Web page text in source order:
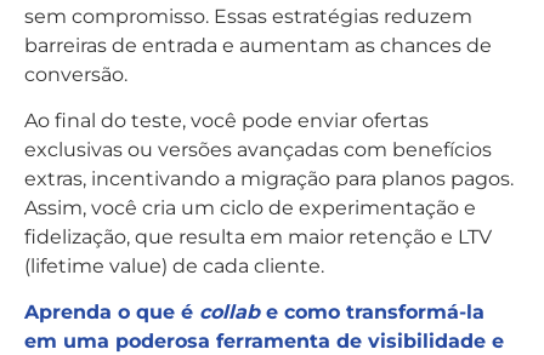
sem compromisso. Essas estratégias reduzem
barreiras de entrada e aumentam as chances de
conversão.
Ao final do teste, você pode enviar ofertas
exclusivas ou versões avançadas com benefícios
extras, incentivando a migração para planos pagos.
Assim, você cria um ciclo de experimentação e
fidelização, que resulta em maior retenção e LTV
(lifetime value) de cada cliente.
Aprenda o que é collabe como transformá-la
em uma poderosa ferramenta de visibilidade e